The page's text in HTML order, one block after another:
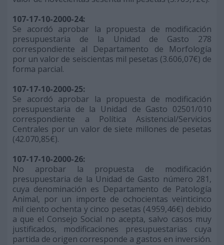
107-17-10-2000-24:
Se acordó aprobar la propuesta de modificación
presupuestaria de la Unidad de Gasto 278
correspondiente al Departamento de Morfología
por un valor de seiscientas mil pesetas (3.606,07€) de
forma parcial.
107-17-10-2000-25:
Se acordó aprobar la propuesta de modificación
presupuestaria de la Unidad de Gasto 02501/010
correspondiente a Política Asistencial/Servicios
Centrales por un valor de siete millones de pesetas
(42.070,85€).
107-17-10-2000-26:
No aprobar la propuesta de modificación
presupuestaria de la Unidad de Gasto número 281,
cuya denominación es Departamento de Patología
Animal, por un importe de ochocientas veinticinco
mil ciento ochenta y cinco pesetas (4.959,46€) debido
a que el Consejo Social no acepta, salvo casos muy
justificados, modificaciones presupuestarias cuya
partida de origen corresponde a gastos en inversión.